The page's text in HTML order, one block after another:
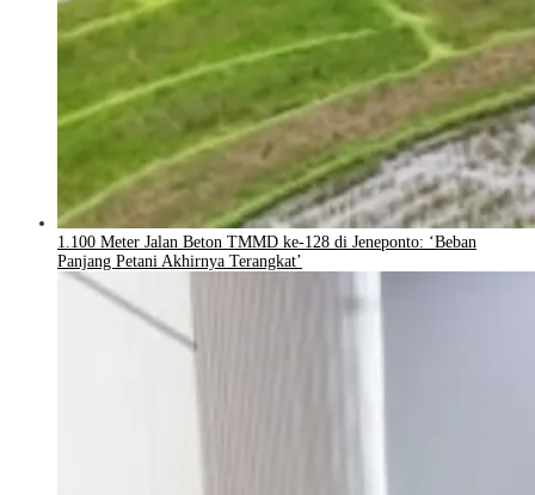
1.100 Meter Jalan Beton TMMD ke-128 di Jeneponto: ‘Beban
Panjang Petani Akhirnya Terangkat’